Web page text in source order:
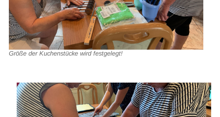
Größe der Kuchenstücke wird festgelegt!